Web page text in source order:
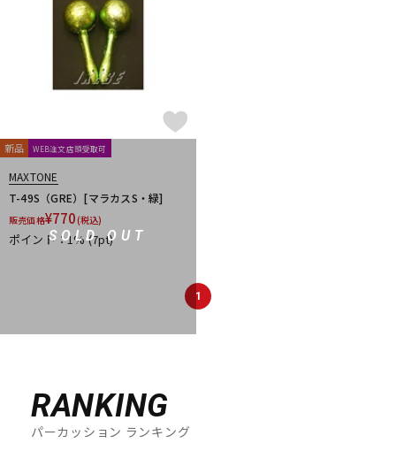
SOLD OUT
新品 WEB注文店頭受取可
MAXTONE
T-49S（GRE）[マラカスS・緑]
販売価格¥770(税込)
ポイント：1%(7pt)
1
RANKING
パーカッション ランキング